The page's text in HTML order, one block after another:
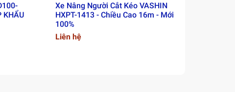
KHẨU
Xe Nâng Người Cắt Kéo VASHIN
HXPT-1413 - Chiều Cao 16m - Mới
100%
Liên hệ